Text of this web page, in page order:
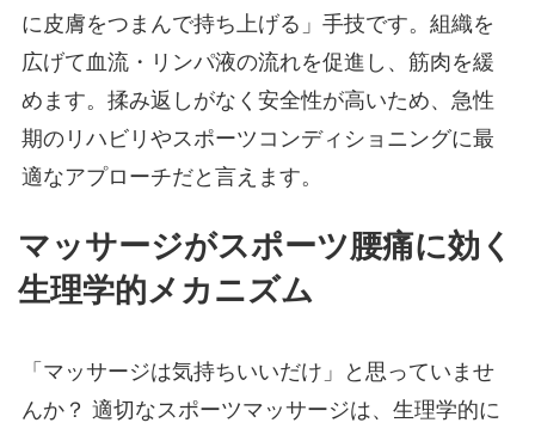
に皮膚をつまんで持ち上げる」手技です。組織を
広げて血流・リンパ液の流れを促進し、筋肉を緩
めます。揉み返しがなく安全性が高いため、急性
期のリハビリやスポーツコンディショニングに最
適なアプローチだと言えます。
マッサージがスポーツ腰痛に効く
生理学的メカニズム
「マッサージは気持ちいいだけ」と思っていませ
んか？ 適切なスポーツマッサージは、生理学的に